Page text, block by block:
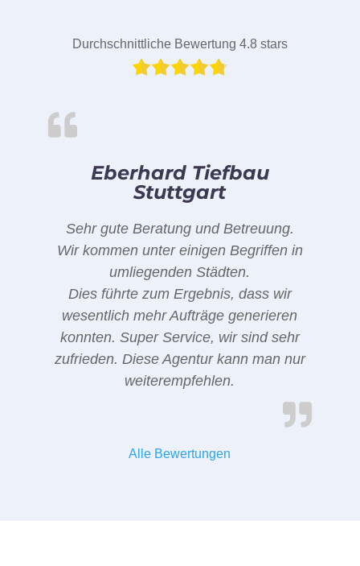
Durchschnittliche Bewertung 4.8 stars
Eberhard Tiefbau
Stuttgart
Sehr gute Beratung und Betreuung.
Wir kommen unter einigen Begriffen in
umliegenden Städten.
Dies führte zum Ergebnis, dass wir
wesentlich mehr Aufträge generieren
konnten. Super Service, wir sind sehr
zufrieden. Diese Agentur kann man nur
weiterempfehlen.
Alle Bewertungen